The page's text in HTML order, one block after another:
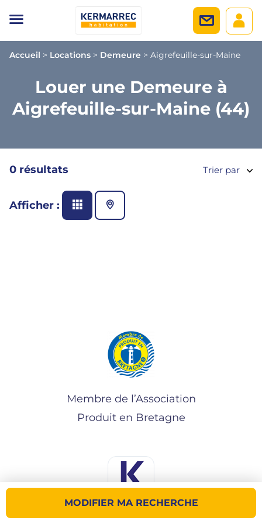
Accueil > Locations > Demeure > Aigrefeuille-sur-Maine
Louer une Demeure à
Aigrefeuille-sur-Maine (44)
MODIFIER MA RECHERCHE
0 résultats Trier par
Afficher :
Membre de l’Association
Produit en Bretagne